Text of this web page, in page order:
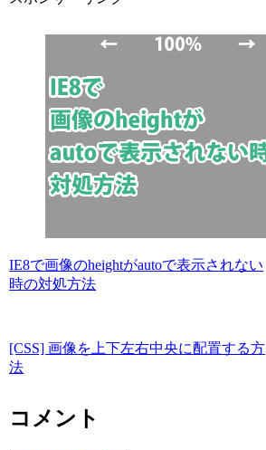
IE8で画像のheightがautoで表示されない
時の対処方法
[CSS] 画像を上下左右中央に配置する方
法
コメント